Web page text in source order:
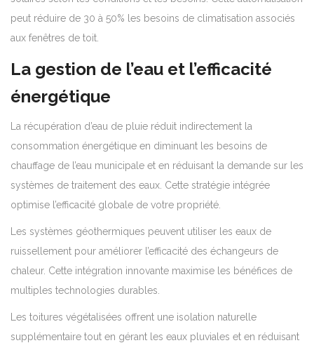
peut réduire de 30 à 50% les besoins de climatisation associés
aux fenêtres de toit.
La gestion de l’eau et l’efficacité
énergétique
La récupération d’eau de pluie réduit indirectement la
consommation énergétique en diminuant les besoins de
chauffage de l’eau municipale et en réduisant la demande sur les
systèmes de traitement des eaux. Cette stratégie intégrée
optimise l’efficacité globale de votre propriété.
Les systèmes géothermiques peuvent utiliser les eaux de
ruissellement pour améliorer l’efficacité des échangeurs de
chaleur. Cette intégration innovante maximise les bénéfices de
multiples technologies durables.
Les toitures végétalisées offrent une isolation naturelle
supplémentaire tout en gérant les eaux pluviales et en réduisant